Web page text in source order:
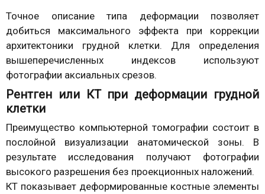
Точное описание типа деформации позволяет
добиться максимального эффекта при коррекции
архитектоники грудной клетки. Для определения
вышеперечисленных индексов используют
фотографии аксиальных срезов.
Рентген или КТ при деформации грудной
клетки
Преимущество компьютерной томографии состоит в
послойной визуализации анатомической зоны. В
результате исследования получают фотографии
высокого разрешения без проекционных наложений.
КТ показывает деформированные костные элементы